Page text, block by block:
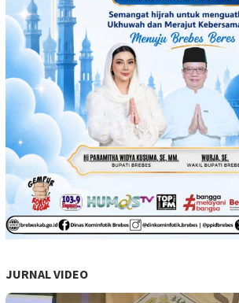
JURNAL VIDEO